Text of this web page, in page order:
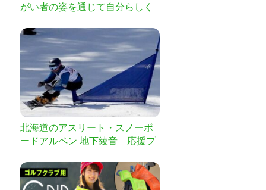
がい者の姿を通じて自分らしく
北海道のアスリート・スノーボ
ードアルペン 地下綾音 応援プ